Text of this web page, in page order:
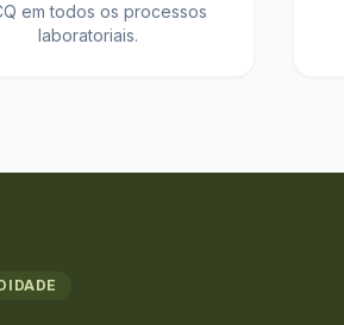
em todos os processos
laboratoriais.